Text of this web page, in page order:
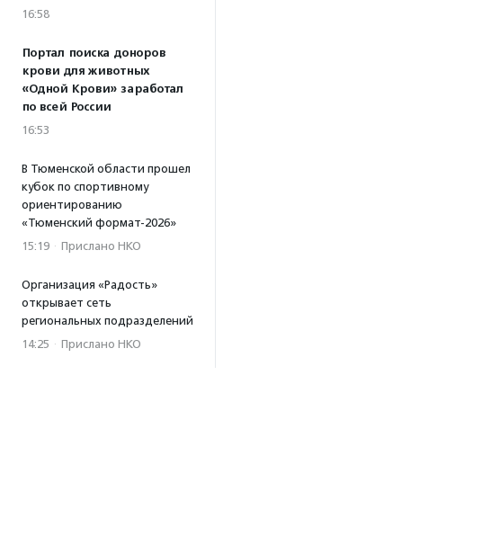
16:58
Портал поиска доноров
крови для животных
«Одной Крови» заработал
по всей России
16:53
В Тюменской области прошел
кубок по спортивному
ориентированию
«Тюменский формат-2026»
15:19 · Прислано НКО
Организация «Радость»
открывает сеть
региональных подразделений
14:25 · Прислано НКО